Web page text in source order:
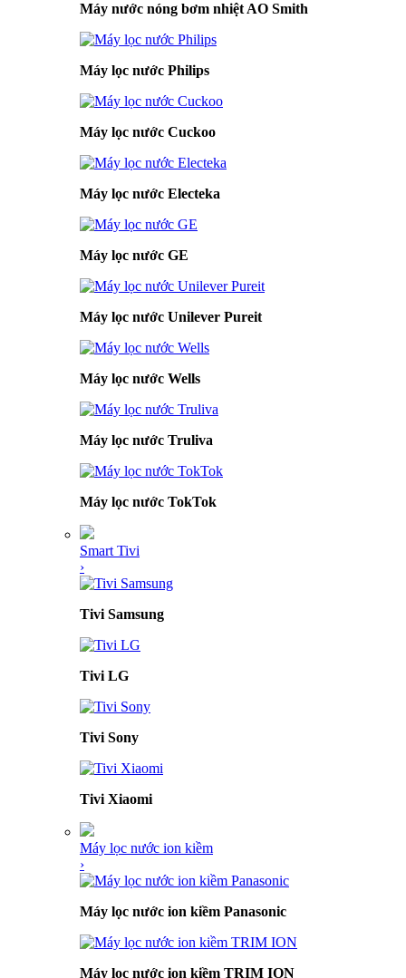
Máy nước nóng bơm nhiệt AO Smith
Máy lọc nước Philips
Máy lọc nước Cuckoo
Máy lọc nước Electeka
Máy lọc nước GE
Máy lọc nước Unilever Pureit
Máy lọc nước Wells
Máy lọc nước Truliva
Máy lọc nước TokTok
Smart Tivi
›
Tivi Samsung
Tivi LG
Tivi Sony
Tivi Xiaomi
Máy lọc nước ion kiềm
›
Máy lọc nước ion kiềm Panasonic
Máy lọc nước ion kiềm TRIM ION